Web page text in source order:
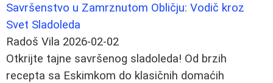
Savršenstvo u Zamrznutom Obličju: Vodič kroz
Svet Sladoleda
Radoš Vila 2026-02-02
Otkrijte tajne savršenog sladoleda! Od brzih
recepta sa Eskimkom do klasičnih domaćih